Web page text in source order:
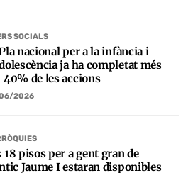
SOCIALS
nacional per a la infància i
ja ha completat més
40% de les accions
2026
18 pisos per a gent gran de
Jaume I estaran disponibles